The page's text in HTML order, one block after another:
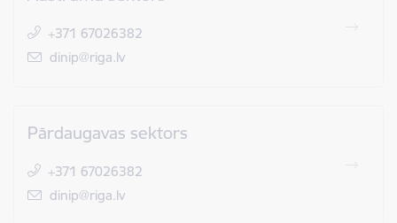
+371 67026382
E-pasts:
dinip@riga.lv
Pārdaugavas sektors
+371 67026382
E-pasts:
dinip@riga.lv